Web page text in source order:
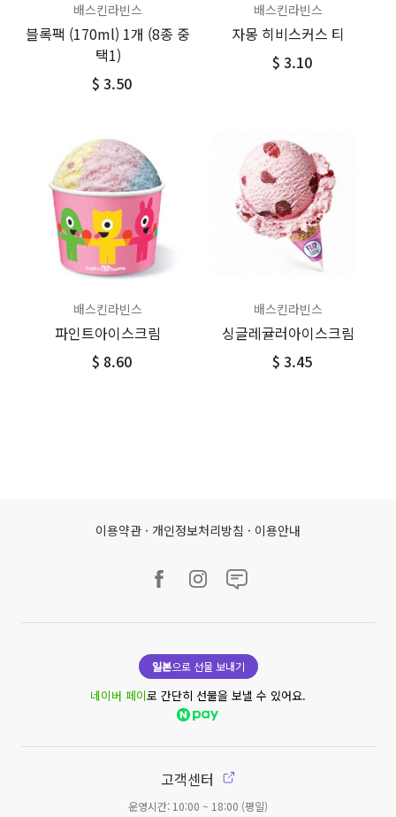
배스킨라빈스
블록팩 (170ml) 1개 (8종 중
택1)
$ 3.50
배스킨라빈스
자몽 히비스커스 티
$ 3.10
배스킨라빈스
파인트아이스크림
$ 8.60
배스킨라빈스
싱글레귤러아이스크림
$ 3.45
이용약관 · 개인정보처리방침 · 이용안내
일본으로 선물 보내기
네이버 페이로 간단히 선물을 보낼 수 있어요.
고객센터
운영시간: 10:00 ~ 18:00 (평일)